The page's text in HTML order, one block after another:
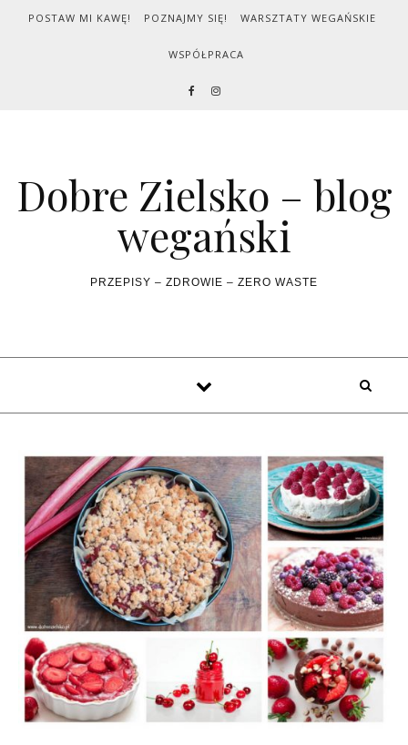
Skip to content
POSTAW MI KAWĘ! POZNAJMY SIĘ! WARSZTATY WEGAŃSKIE
WSPÓŁPRACA
Dobre Zielsko – blog
wegański
PRZEPISY – ZDROWIE – ZERO WASTE